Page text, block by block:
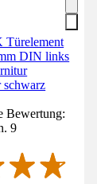
DIN links
Bewertung:
9